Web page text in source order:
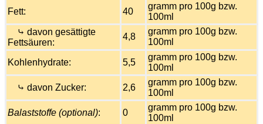
Fett: 40
gramm pro 100g bzw.
100ml
⤷ davon gesättigte
Fettsäuren:
4,8
gramm pro 100g bzw.
100ml
Kohlenhydrate: 5,5
gramm pro 100g bzw.
100ml
⤷ davon Zucker:
2,6
gramm pro 100g bzw.
100ml
Balaststoffe (optional): 0
gramm pro 100g bzw.
100ml